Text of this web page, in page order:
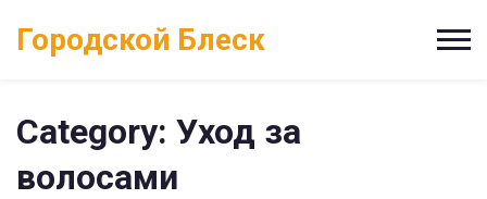
Городской Блеск
Category: Уход за
волосами